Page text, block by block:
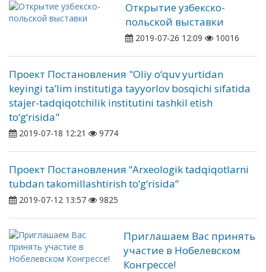
Открытие узбекско-
польской выставки
2019-07-26 12:09 10016
Проект Постановления "Oliy o‘quv yurtidan
keyingi ta’lim institutiga tayyorlov bosqichi sifatida
stajer-tadqiqotchilik institutini tashkil etish
to‘g‘risida"
2019-07-18 12:21 9774
Проект Постановления “Arxeologik tadqiqotlarni
tubdan takomillashtirish to‘g‘risida”
2019-07-12 13:57 9825
Приглашаем Вас принять
участие в Нобелевском
Конгрессе!